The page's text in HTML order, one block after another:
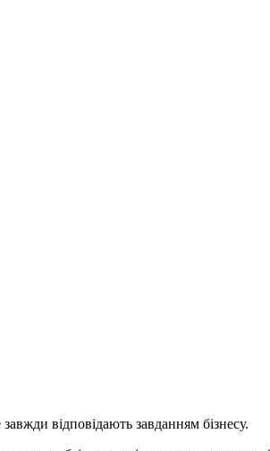
відповідають завданням бізнесу.